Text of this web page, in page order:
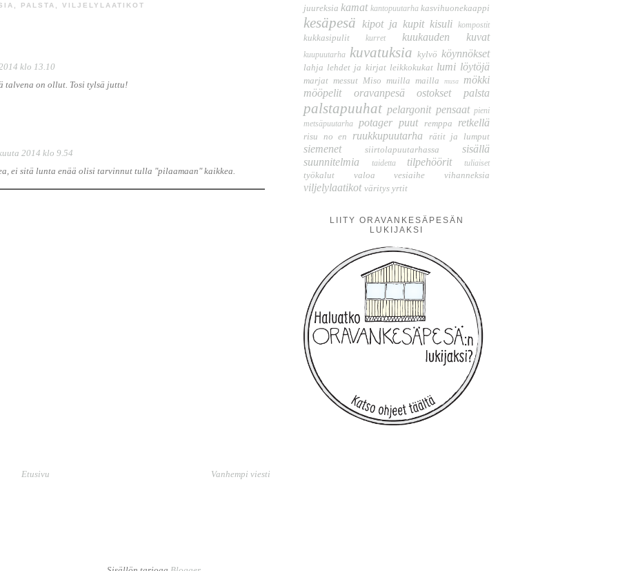
PALSTA VILJELYLAATIKOT
klo 13.10
talvena on ollut. Tosi tylsä juttu!
2014 klo 9.54
ei sitä lunta enää olisi tarvinnut tulla "pilaamaan" kaikkea.
Vanhempi viesti
Etusivu
juureksia kamat kantopuutarha kasvihuonekaappi
kesäpesä kipot ja kupit kisuli kompostit
kukkasipulit kurret kuukauden kuvat
kuupuutarha kuvatuksia kylvö köynnökset
lahja lehdet ja kirjat leikkokukat lumi löytöjä
marjat messut Miso muilla mailla musa
mökki
mööpelit
oravanpesä ostokset palsta
palstapuuhat pelargonit pensaat pieni
metsäpuutarha
potager puut remppa retkellä
risu no en ruukkupuutarha rätit ja lumput
siemenet siirtolapuutarhassa
sisällä
suunnitelmia
taidetta tilpehöörit tuliaiset
työkalut valoa vesiaihe vihanneksia
viljelylaatikot väritys yrtit
LIITY ORAVANKESÄPESÄN
LUKIJAKSI